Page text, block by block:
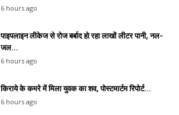
6 hours ago
पाइपलाइन लीकेज से रोज बर्बाद हो रहा लाखों लीटर पानी, नल-
जल...
6 hours ago
किराये के कमरे में मिला युवक का शव, पोस्टमार्टम रिपोर्ट...
6 hours ago